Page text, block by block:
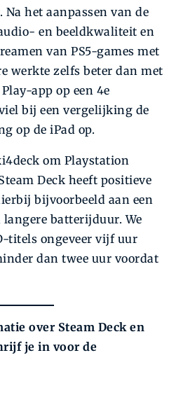
het aanpassen van de
en beeldkwaliteit en
van PS5-games met
werkte zelfs beter dan met
app op een 4e
bij een vergelijking de
op de iPad op.
om Playstation
Deck heeft positieve
bijvoorbeeld aan een
batterijduur. We
titels ongeveer vijf uur
dan twee uur voordat
over Steam Deck en
je in voor de